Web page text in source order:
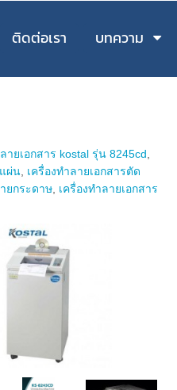
ติดต่อเรา บทความ
ายเอกสาร kostal รุ่น 8245cd
ผ่น เครื่องทําลายเอกสารตัด
ยกระดาษ เครื่องทำลายเอกสาร